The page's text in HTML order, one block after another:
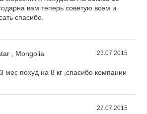
вам теперь советую всем и
спасибо.
, Mongolia 23.07.2015
мес похуд на 8 кг ,спасибо компании
22.07.2015